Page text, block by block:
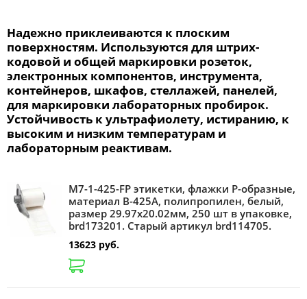
Надежно приклеиваются к плоским
поверхностям. Используются для штрих-
кодовой и общей маркировки розеток,
электронных компонентов, инструмента,
контейнеров, шкафов, стеллажей, панелей,
для маркировки лабораторных пробирок.
Устойчивость к ультрафиолету, истиранию, к
высоким и низким температурам и
лабораторным реактивам.
M7-1-425-FP этикетки, флажки Р-образные,
материал B-425A, полипропилен, белый,
размер 29.97х20.02мм, 250 шт в упаковке,
brd173201. Старый артикул brd114705.
13623 руб.